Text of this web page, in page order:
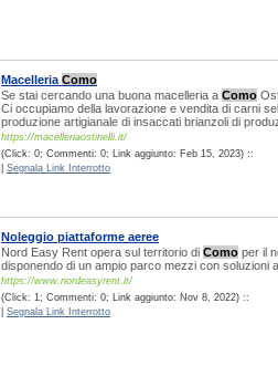
Macelleria Como
Se stai cercando una buona macelleria a Como
Ci occupiamo della lavorazione e vendita di carni
produzione artigianale di insaccati brianzoli di
https://macelleriaostinelli.it/
(Click: 0; Commenti: 0; Link aggiunto: Feb 15, 2023) ::
Segnala Link Interrotto
Noleggio piattaforme aeree
Nord Easy Rent opera sul territorio di Como per il
disponendo di un ampio parco mezzi con soluzioni
https://www.nordeasyrent.it/
(Click: 1; Commenti: 0; Link aggiunto: Nov 8, 2022) ::
Segnala Link Interrotto